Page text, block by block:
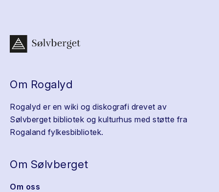
Om Rogalyd
Rogalyd er en wiki og diskografi drevet av
Sølvberget bibliotek og kulturhus med støtte fra
Rogaland fylkesbibliotek.
Om Sølvberget
Om oss